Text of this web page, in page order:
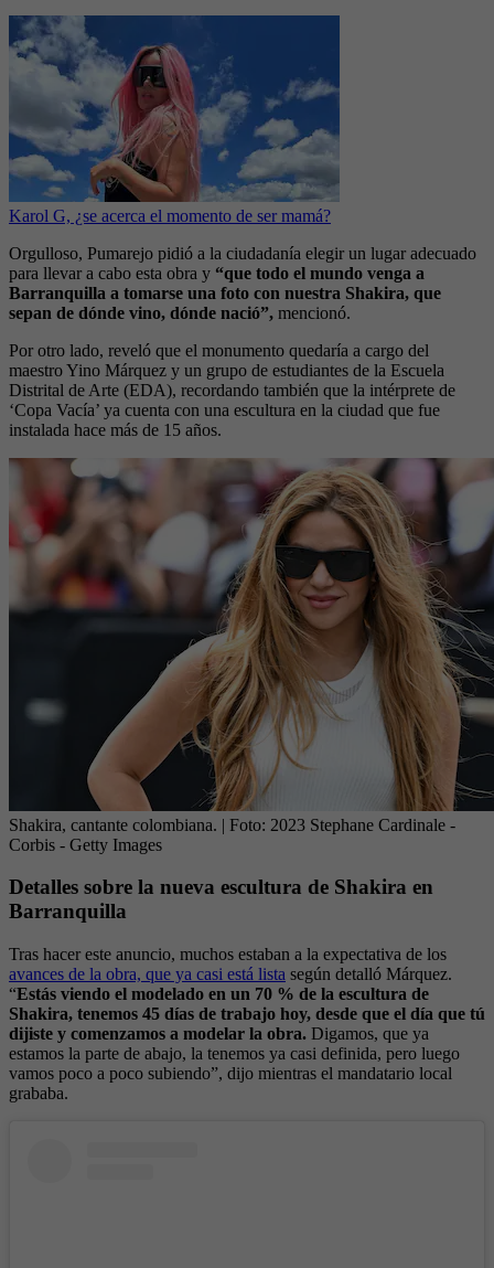
Karol G, ¿se acerca el momento de ser mamá?
Orgulloso, Pumarejo pidió a la ciudadanía elegir un lugar adecuado
para llevar a cabo esta obra y “que todo el mundo venga a
Barranquilla a tomarse una foto con nuestra Shakira, que
sepan de dónde vino, dónde nació”, mencionó.
Por otro lado, reveló que el monumento quedaría a cargo del
maestro Yino Márquez y un grupo de estudiantes de la Escuela
Distrital de Arte (EDA), recordando también que la intérprete de
‘Copa Vacía’ ya cuenta con una escultura en la ciudad que fue
instalada hace más de 15 años.
Shakira, cantante colombiana. | Foto: 2023 Stephane Cardinale -
Corbis - Getty Images
Detalles sobre la nueva escultura de Shakira en
Barranquilla
Tras hacer este anuncio, muchos estaban a la expectativa de los
avances de la obra, que ya casi está lista según detalló Márquez.
“Estás viendo el modelado en un 70 % de la escultura de
Shakira, tenemos 45 días de trabajo hoy, desde que el día que tú
dijiste y comenzamos a modelar la obra. Digamos, que ya
estamos la parte de abajo, la tenemos ya casi definida, pero luego
vamos poco a poco subiendo”, dijo mientras el mandatario local
grababa.